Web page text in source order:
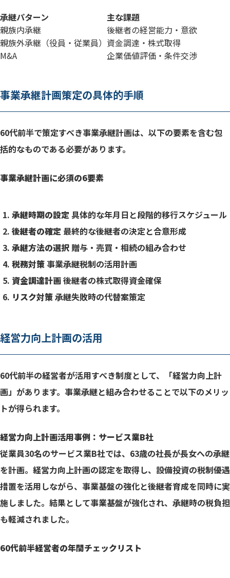
承継パターン
主な課題
親族内承継
後継者の経営能力・意欲
親族外承継（役員・従業員） 資金調達・株式取得
M&A
企業価値評価・条件交渉
事業承継計画策定の具体的手順
60代前半で策定すべき事業承継計画は、以下の要素を含む包
括的なものである必要があります。
事業承継計画に必須の6要素
承継時期の設定具体的な年月日と段階的移行スケジュール
後継者の確定 最終的な後継者の決定と合意形成
承継方法の選択 贈与・売買・相続の組み合わせ
税務対策事業承継税制の活用計画
資金調達計画後継者の株式取得資金確保
リスク対策承継失敗時の代替案策定
経営力向上計画の活用
60代前半の経営者が活用すべき制度として、「経営力向上計
画」があります。事業承継と組み合わせることで以下のメリッ
トが得られます。
経営力向上計画活用事例：サービス業B社
従業員30名のサービス業B社では、63歳の社長が長女への承継
を計画。経営力向上計画の認定を取得し、設備投資の税制優遇
措置を活用しながら、事業基盤の強化と後継者育成を同時に実
施しました。結果として事業基盤が強化され、承継時の税負担
も軽減されました。
60代前半経営者の年間チェックリスト